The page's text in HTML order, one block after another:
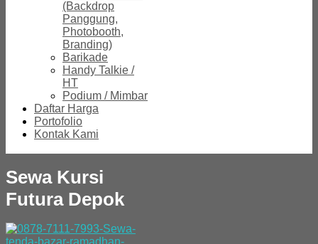
(Backdrop
Panggung,
Photobooth,
Branding)
Barikade
Handy Talkie /
HT
Podium / Mimbar
Daftar Harga
Portofolio
Kontak Kami
Sewa Kursi
Futura Depok